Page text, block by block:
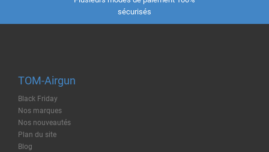
sécurisés
TOM-Airgun
Black Friday
Nos marques
Nos nouveautés
Plan du site
Blog